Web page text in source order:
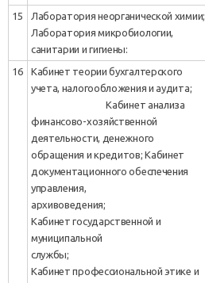
15
Лаборатория неорганической химии;
Лаборатория микробиологии,
санитарии и гигиены:
16
Кабинет теории бухгалтерского
учета, налогообложения и аудита;
Кабинет анализа
финансово-хозяйственной
деятельности, денежного
обращения и кредитов; Кабинет
документационного обеспечения
управления,
архивоведения;
Кабинет государственной и
муниципальной
службы;
Кабинет профессиональной этике и